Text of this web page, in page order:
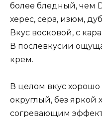
более бледный, чем
херес, сера, изюм,
Вкус восковой, с
В послевкусии
крем.
В целом вкус
округлый, без яркой
согревающим